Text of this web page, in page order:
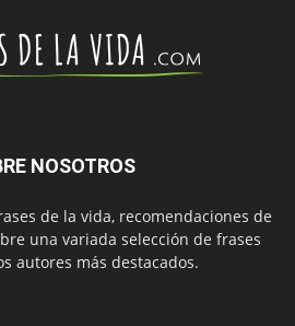
NOSOTROS
de la vida, recomendaciones de
una variada selección de frases
autores más destacados.